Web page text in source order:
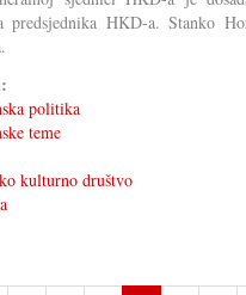
predsjednika HKD-a. Stanko
politika
teme
kulturno društvo